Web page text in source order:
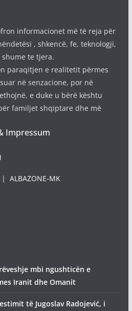
informacionet më të reja për
, shkencë, fe, teknologji,
te tjera.
paraqitjen e realitetit përmes
në senzacione, por në
e duke u bërë kështu
familjet shqiptare dhe më
Impressum
ALBAZONE-MK
mbi ngushticën e
Iranit dhe Omanit
të Jugoslav Radojević, i